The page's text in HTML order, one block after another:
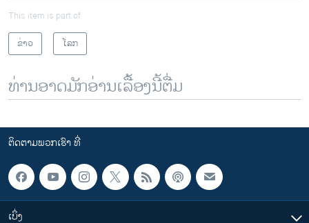
This item is part of
ຂ່າວ
ໂລກ
ທ່ານອາດມັກອ່ານເລື້ອງນີ້ຕື່ມ
ຕິດຕາມພວກເຮົາ ທີ່
ເບິ່ງ